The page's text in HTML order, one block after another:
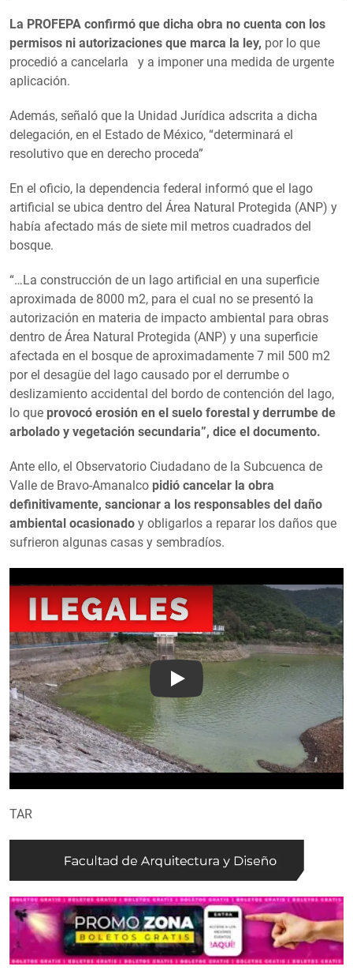
La PROFEPA confirmó que dicha obra no cuenta con los
permisos ni autorizaciones que marca la ley, por lo que
procedió a cancelarla y a imponer una medida de urgente
aplicación.
Además, señaló que la Unidad Jurídica adscrita a dicha
delegación, en el Estado de México, “determinará el
resolutivo que en derecho proceda”
En el oficio, la dependencia federal informó que el lago
artificial se ubica dentro del Área Natural Protegida (ANP) y
había afectado más de siete mil metros cuadrados del
bosque.
“…La construcción de un lago artificial en una superficie
aproximada de 8000 m2, para el cual no se presentó la
autorización en materia de impacto ambiental para obras
dentro de Área Natural Protegida (ANP) y una superficie
afectada en el bosque de aproximadamente 7 mil 500 m2
por el desagüe del lago causado por el derrumbe o
deslizamiento accidental del bordo de contención del lago,
lo que provocó erosión en el suelo forestal y derrumbe de
arbolado y vegetación secundaria”, dice el documento.
Ante ello, el Observatorio Ciudadano de la Subcuenca de
Valle de Bravo-Amanalco pidió cancelar la obra
definitivamente, sancionar a los responsables del daño
ambiental ocasionado y obligarlos a reparar los daños que
sufrieron algunas casas y sembradíos.
Play
TAR